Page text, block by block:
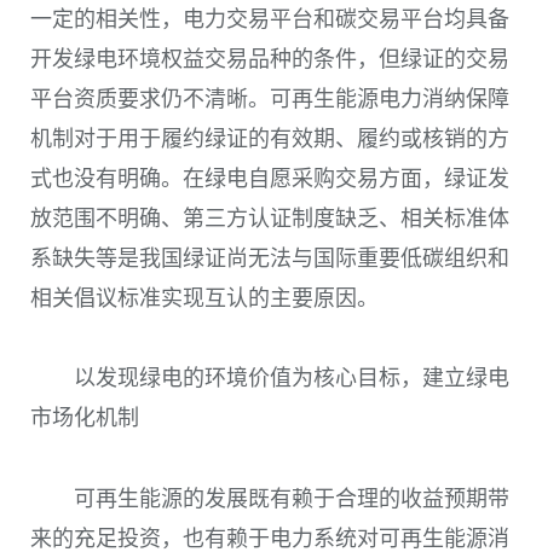
一定的相关性，电力交易平台和碳交易平台均具备
开发绿电环境权益交易品种的条件，但绿证的交易
平台资质要求仍不清晰。可再生能源电力消纳保障
机制对于用于履约绿证的有效期、履约或核销的方
式也没有明确。在绿电自愿采购交易方面，绿证发
放范围不明确、第三方认证制度缺乏、相关标准体
系缺失等是我国绿证尚无法与国际重要低碳组织和
相关倡议标准实现互认的主要原因。
以发现绿电的环境价值为核心目标，建立绿电
市场化机制
可再生能源的发展既有赖于合理的收益预期带
来的充足投资，也有赖于电力系统对可再生能源消